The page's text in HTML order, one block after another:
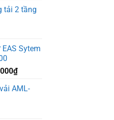
tải 2 tầng
Sytem
₫
AML-